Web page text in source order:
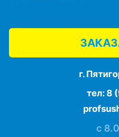
г.
тел:8
с